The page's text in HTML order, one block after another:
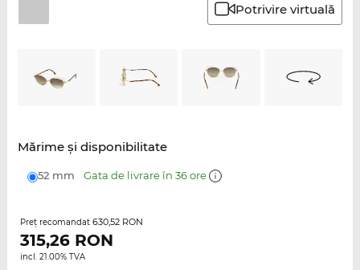
Potrivire virtuală
Mărime şi disponibilitate
52 mm Gata de livrare în 36 ore
Preţ recomandat 630,52 RON
315,26RON
incl. 21.00% TVA